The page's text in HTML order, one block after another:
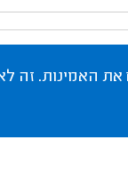
את האמינות. זה